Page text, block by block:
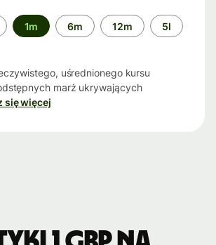
1m 6m 12m 5l
uśrednionego kursu
marż ukrywających
się więcej